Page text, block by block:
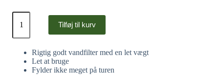
Tilføj til kurv
Rigtig godt vandfilter med en let vægt
Let at bruge
Fylder ikke meget på turen